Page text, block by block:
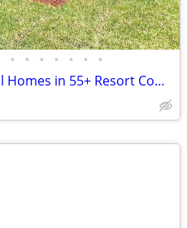
• • • • • • •
New Construction-Beautiful Homes in 55+ Resort Community in Florida